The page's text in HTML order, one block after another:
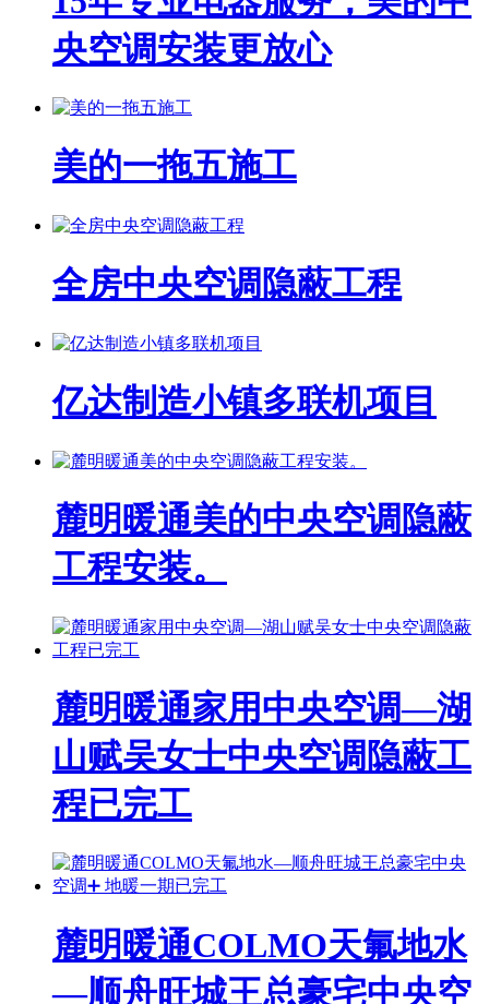
央空调安装更放心
美的一拖五施工
全房中央空调隐蔽工程
亿达制造小镇多联机项目
麓明暖通美的中央空调隐蔽
工程安装。
麓明暖通家用中央空调—湖
山赋吴女士中央空调隐蔽工
程已完工
麓明暖通COLMO天氟地水
—顺舟旺城王总豪宅中央空